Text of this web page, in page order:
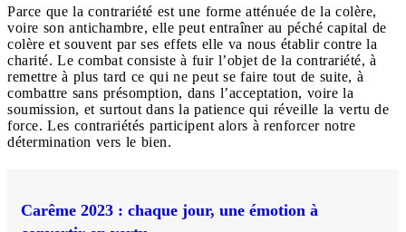
Parce que la contrariété est une forme atténuée de la colère,
voire son antichambre, elle peut entraîner au péché capital de
colère et souvent par ses effets elle va nous établir contre la
charité. Le combat consiste à fuir l’objet de la contrariété, à
remettre à plus tard ce qui ne peut se faire tout de suite, à
combattre sans présomption, dans l’acceptation, voire la
soumission, et surtout dans la patience qui réveille la vertu de
force. Les contrariétés participent alors à renforcer notre
détermination vers le bien.
Carême 2023 : chaque jour, une émotion à